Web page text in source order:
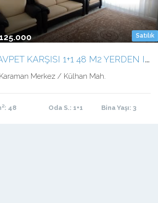
Satılık
Ç
AVPET KARŞISI 1+1 48 M2 YERDEN ISITMALI APART DAİRE
Karaman Merkez / Külhan Mah.
: 48 Oda S.: 1+1 Bina Yaşı: 3